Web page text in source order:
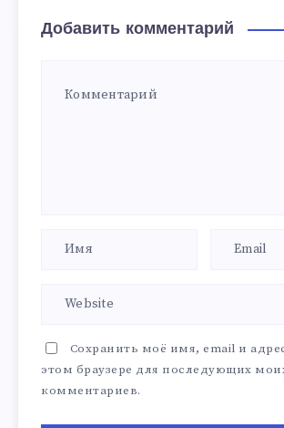
Добавить комментарий
Сохранить моё имя, email и
этом браузере для последующих
комментариев.